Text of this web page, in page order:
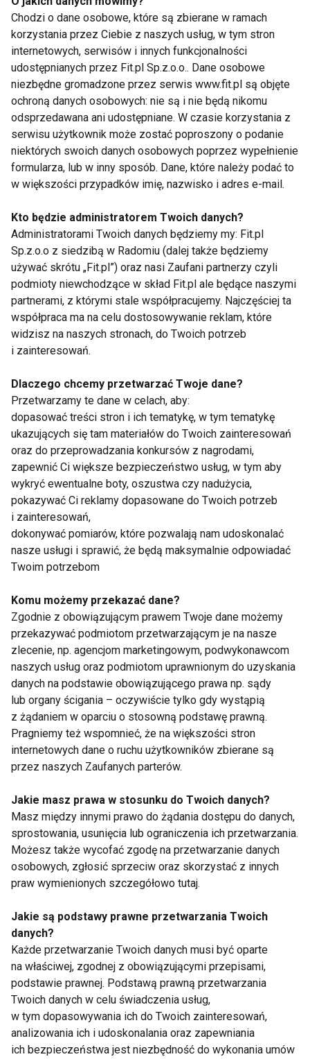
Niezbędne rzeczy higieniczne osobiste
w tym ważne dokumenty miejscy
zawsze przy sobie, w razie zgubienia
bagażu, unikniemy nerwów i
niepotrzebnego stresu.
Kosmetyki i preparaty płynne, które
znajdą się w walizce koniecznie
zabezpieczmy i przechowujmy w
dobrze zamkniętej kosmetyczce.
www.senior.fit.pl
PODRÓŻE SENIOR
Glamping na Dolnym
Śląsku: Luksus w sercu
natury
Wózki dziecięce dla
lubiących podróże
Zimowe podróże - w
jaki sposób spędzić
ferie zimowe?
Podróżować i nie
zwariować - jak
zadbać o zdrową dietę
w czasie wakacji?
Pokaż więcej
Senior
Gdynia Design Days:
Ruch w sztuce
starzenia i bezpłatne
treningi dla seniorów
mogą chronić mózg
przed demencją – co
mówi nauka
Chodzi o dane osobowe, które są zbierane w ramach
korzystania przez Ciebie z naszych usług, w tym stron
internetowych, serwisów i innych funkcjonalności
udostępnianych przez Fit.pl Sp.z.o.o.. Dane osobowe
niezbędne gromadzone przez serwis www.fit.pl są objęte
ochroną danych osobowych: nie są i nie będą nikomu
odsprzedawana ani udostępniane. W czasie korzystania z
serwisu użytkownik może zostać poproszony o podanie
niektórych swoich danych osobowych poprzez wypełnienie
formularza, lub w inny sposób. Dane, które należy podać to
w większości przypadków imię, nazwisko i adres e-mail.
Kto będzie administratorem Twoich danych?
Administratorami Twoich danych będziemy my: Fit.pl
Sp.z.o.o z siedzibą w Radomiu (dalej także będziemy
używać skrótu „Fit.pl”) oraz nasi Zaufani partnerzy czyli
podmioty niewchodzące w skład Fit.pl ale będące naszymi
partnerami, z którymi stale współpracujemy. Najczęściej ta
współpraca ma na celu dostosowywanie reklam, które
widzisz na naszych stronach, do Twoich potrzeb
i zainteresowań.
Dlaczego chcemy przetwarzać Twoje dane?
Przetwarzamy te dane w celach, aby:
dopasować treści stron i ich tematykę, w tym tematykę
ukazujących się tam materiałów do Twoich zainteresowań
oraz do przeprowadzania konkursów z nagrodami,
zapewnić Ci większe bezpieczeństwo usług, w tym aby
wykryć ewentualne boty, oszustwa czy nadużycia,
pokazywać Ci reklamy dopasowane do Twoich potrzeb
i zainteresowań,
dokonywać pomiarów, które pozwalają nam udoskonalać
nasze usługi i sprawić, że będą maksymalnie odpowiadać
Twoim potrzebom
Komu możemy przekazać dane?
Zgodnie z obowiązującym prawem Twoje dane możemy
przekazywać podmiotom przetwarzającym je na nasze
zlecenie, np. agencjom marketingowym, podwykonawcom
naszych usług oraz podmiotom uprawnionym do uzyskania
danych na podstawie obowiązującego prawa np. sądy
lub organy ścigania – oczywiście tylko gdy wystąpią
z żądaniem w oparciu o stosowną podstawę prawną.
Pragniemy też wspomnieć, że na większości stron
internetowych dane o ruchu użytkowników zbierane są
przez naszych Zaufanych parterów.
Jakie masz prawa w stosunku do Twoich danych?
Masz między innymi prawo do żądania dostępu do danych,
sprostowania, usunięcia lub ograniczenia ich przetwarzania.
Możesz także wycofać zgodę na przetwarzanie danych
osobowych, zgłosić sprzeciw oraz skorzystać z innych
praw wymienionych szczegółowo tutaj.
Jakie są podstawy prawne przetwarzania Twoich
danych?
Każde przetwarzanie Twoich danych musi być oparte
na właściwej, zgodnej z obowiązującymi przepisami,
podstawie prawnej. Podstawą prawną przetwarzania
Twoich danych w celu świadczenia usług,
w tym dopasowywania ich do Twoich zainteresowań,
analizowania ich i udoskonalania oraz zapewniania
ich bezpieczeństwa jest niezbędność do wykonania umów